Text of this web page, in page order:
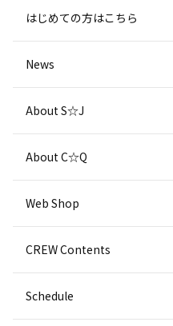
はじめての方はこちら
News
About S☆J
About C☆Q
Web Shop
CREW Contents
Schedule